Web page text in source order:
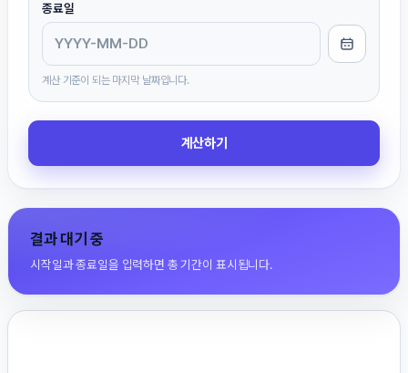
종료일
계산 기준이 되는 마지막 날짜입니다.
계산하기
결과 대기 중
시작일과 종료일을 입력하면 총 기간이 표시됩니다.